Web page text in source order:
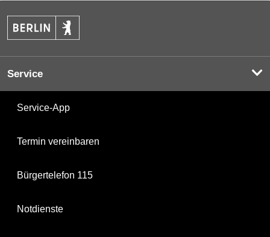
Service
Service-App
Termin vereinbaren
Bürgertelefon 115
Notdienste